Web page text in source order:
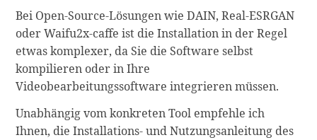
Bei Open-Source-Lösungen wie DAIN, Real-ESRGAN
oder Waifu2x-caffe ist die Installation in der Regel
etwas komplexer, da Sie die Software selbst
kompilieren oder in Ihre
Videobearbeitungssoftware integrieren müssen.
Unabhängig vom konkreten Tool empfehle ich
Ihnen, die Installations- und Nutzungsanleitung des